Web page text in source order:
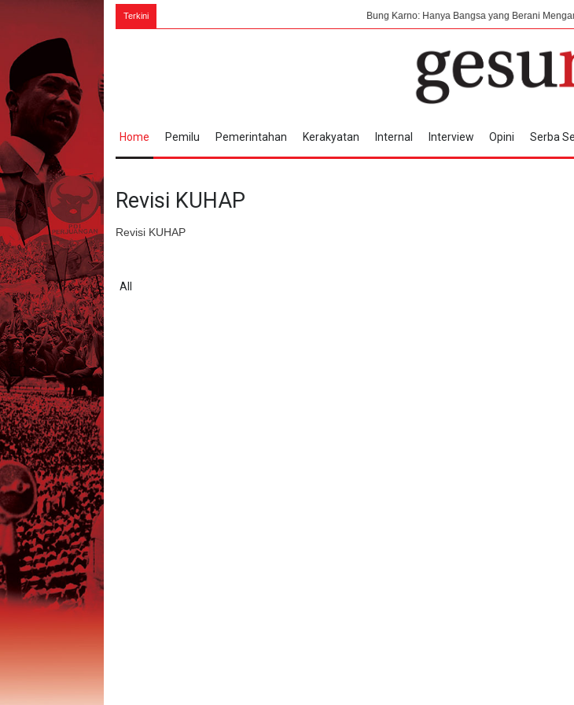
Terkini Bung Karno: Hanya Bangsa yang Berani Mengambil Nasib
Home Pemilu Pemerintahan Kerakyatan Internal Interview Opini Serba
Revisi KUHAP
Revisi KUHAP
All